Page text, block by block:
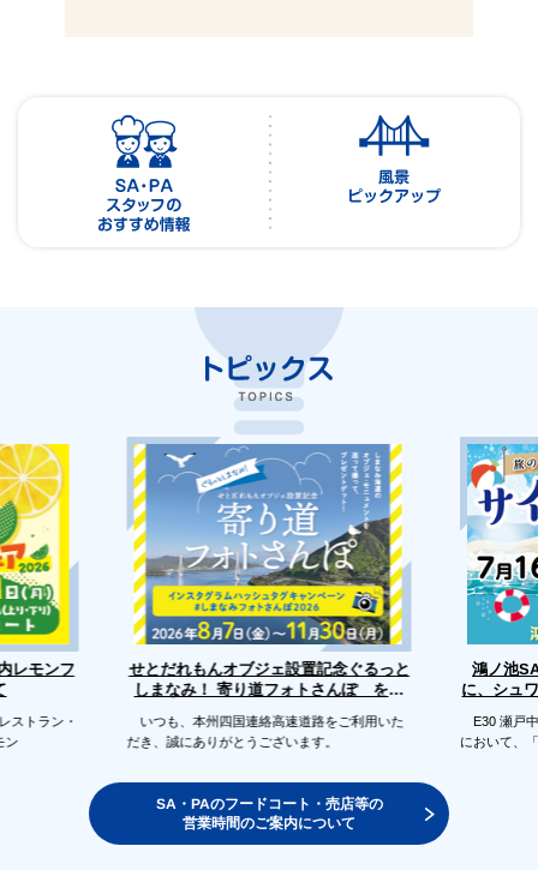
レモンフ
ストラン・
ン
せとだれもんオブジェ設置記念ぐるっと
しまなみ！ 寄り道フォトさんぽ を開
いつも、本州四国連絡高速道路をご利用いた
だき、誠にありがとうございます。
鴻ノ池
に、シュ
E30 瀬戸中
において、
SA・PAのフードコート・売店等の
営業時間のご案内について